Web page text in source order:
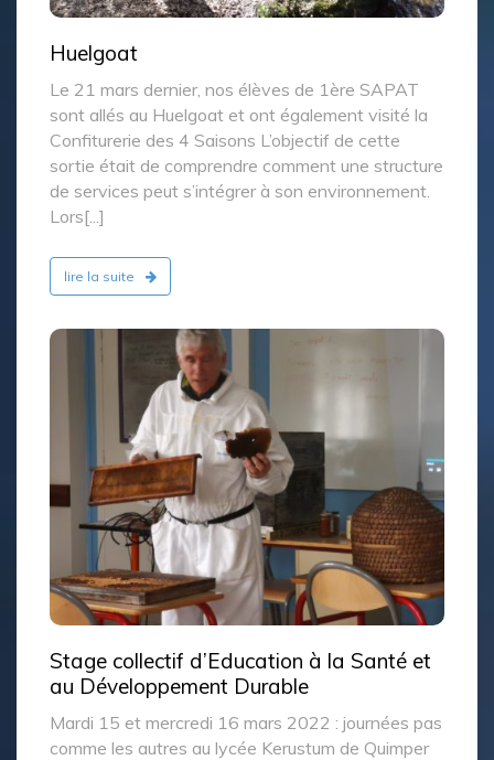
Huelgoat
Le 21 mars dernier, nos élèves de 1ère SAPAT
sont allés au Huelgoat et ont également visité la
Confiturerie des 4 Saisons L’objectif de cette
sortie était de comprendre comment une structure
de services peut s’intégrer à son environnement.
Lors[...]
lire la suite
Stage collectif d’Education à la Santé et
au Développement Durable
Mardi 15 et mercredi 16 mars 2022 : journées pas
comme les autres au lycée Kerustum de Quimper